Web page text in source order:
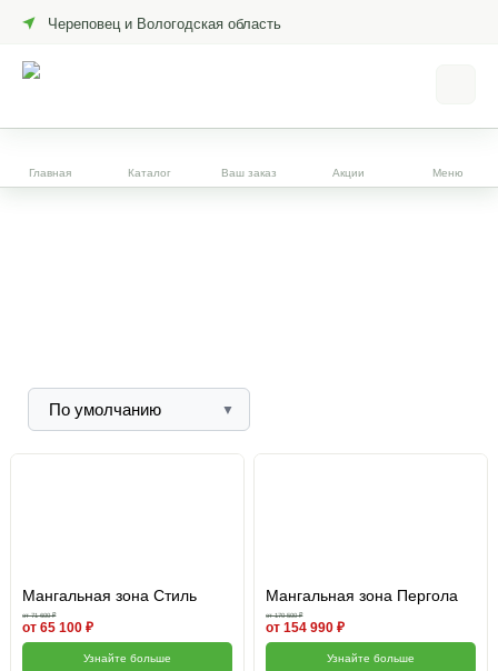
Череповец и Вологодская область
Главная Каталог Ваш заказ Акции Меню
Мангальная зона Стиль
от 71 600 ₽
от 65 100 ₽
Узнайте больше
Мангальная зона Пергола
от 170 500 ₽
от 154 990 ₽
Узнайте больше